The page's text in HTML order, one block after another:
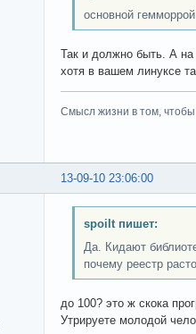
основной
Так и должно быть. А
хотя в вашем линуксе
Смысл жизни в том,
13-09-10 23:06:00
spoilt пишет:
Да. Кидают
почему реестр
до 100? это ж скока
Утрируете молодой